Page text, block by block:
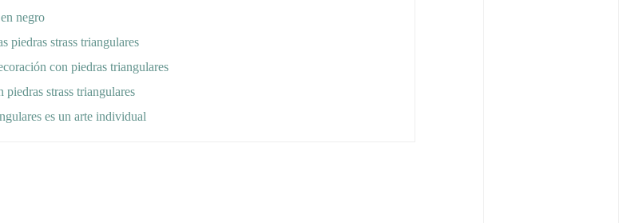
negro
piedras strass triangulares
con piedras triangulares
strass triangulares
es un arte individual